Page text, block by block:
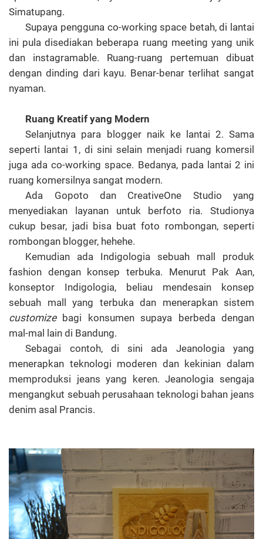
Simatupang.
Supaya pengguna co-working space betah, di lantai
ini pula disediakan beberapa ruang meeting yang unik
dan instagramable. Ruang-ruang pertemuan dibuat
dengan dinding dari kayu. Benar-benar terlihat sangat
nyaman.
Ruang Kreatif yang Modern
Selanjutnya para blogger naik ke lantai 2. Sama
seperti lantai 1, di sini selain menjadi ruang komersil
juga ada co-working space. Bedanya, pada lantai 2 ini
ruang komersilnya sangat modern.
Ada Gopoto dan CreativeOne Studio yang
menyediakan layanan untuk berfoto ria. Studionya
cukup besar, jadi bisa buat foto rombongan, seperti
rombongan blogger, hehehe.
Kemudian ada Indigologia sebuah mall produk
fashion dengan konsep terbuka. Menurut Pak Aan,
konseptor Indigologia, beliau mendesain konsep
sebuah mall yang terbuka dan menerapkan sistem
customizebagi konsumen supaya berbeda dengan
mal-mal lain di Bandung.
Sebagai contoh, di sini ada Jeanologia yang
menerapkan teknologi moderen dan kekinian dalam
memproduksi jeans yang keren. Jeanologia sengaja
mengangkut sebuah perusahaan teknologi bahan jeans
denim asal Prancis.